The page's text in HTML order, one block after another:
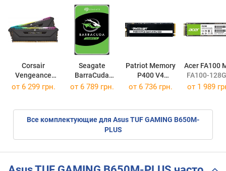
Corsair
Vengeance
RGB Pro SL
Seagate
BarraCuda
Compute
Patriot Memory
P400 V4
P400VP1TBM28H
Acer FA100
FA100-
от 6 299 грн. от 6 789 грн. от 6 736 грн. от 1 989
Все комплектующие для Asus TUF GAMING B650M-
PLUS